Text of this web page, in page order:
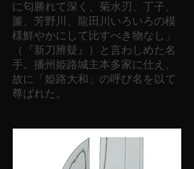
に匂勝れて深く、菊水刃、丁子、
簾、芳野川、龍田川いろいろの模
様鮮やかにして比すべき物なし」
（『新刀辨疑』）と言わしめた名
手。播州姫路城主本多家に仕え、
故に「姫路大和」の呼び名を以て
尊ばれた。